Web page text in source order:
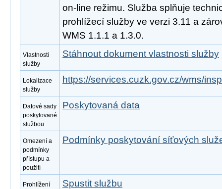
on-line režimu. Služba splňuje
prohlížecí služby ve verzi 3.11 a
WMS 1.1.1 a 1.3.0.
Vlastnosti
služby
Stáhnout dokument vlastnosti služby
Lokalizace
služby
https://services.cuzk.gov.cz/wms/
Datové sady
poskytované
službou
Poskytovaná data
Omezení a
podmínky
přístupu a
použití
Podmínky poskytování síťových
Prohlížení
Spustit službu